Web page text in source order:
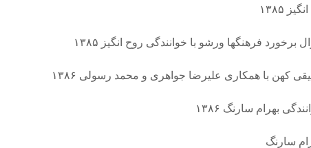
۱۳۸۵
فرهنگها ورشو با خوانندگی روح انگیز ۱۳۸۵
کهن با همکاری علیرضا جواهری و محمد رسولی ۱۳۸۶
بهرام سارنگ ۱۳۸۶